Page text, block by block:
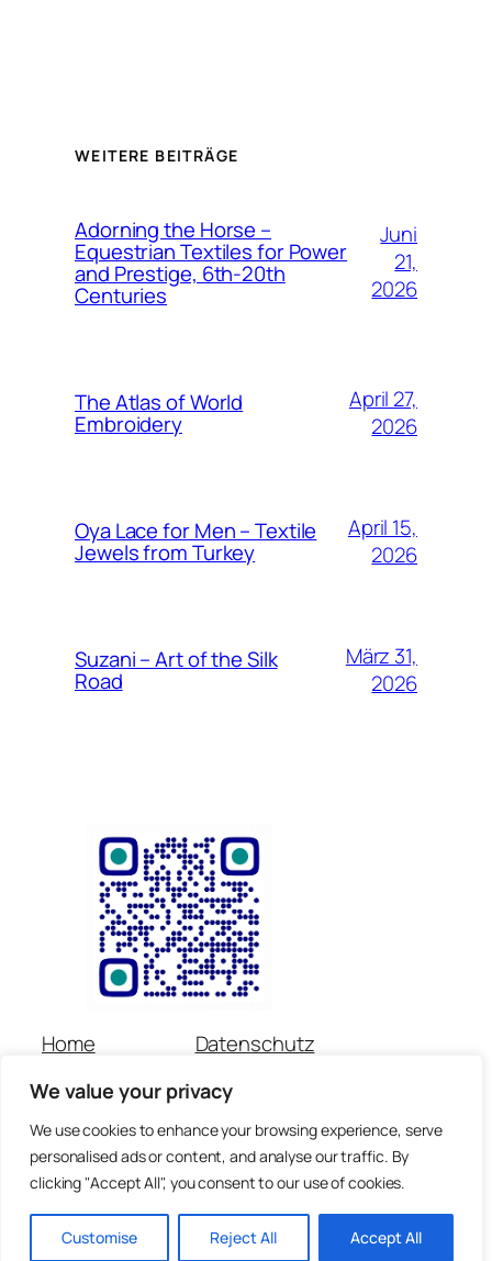
We value your privacy
We use cookies to enhance your browsing experience, serve
personalised ads or content, and analyse our traffic. By
clicking "Accept All", you consent to our use of cookies.
Customise Reject All Accept All
WEITERE BEITRÄGE
Adorning the Horse –
Equestrian Textiles for Power
and Prestige, 6th-20th
Centuries
Juni
21,
2026
The Atlas of World
Embroidery
April 27,
2026
Oya Lace for Men – Textile
Jewels from Turkey
April 15,
2026
Suzani – Art of the Silk
Road
März 31,
2026
Home
Veranstaltungen
Spenden
Datenschutz
Kontakt
Newsletter
© Copyright für alle Inhalte : Preetorius Stiftung 2018 –
heute